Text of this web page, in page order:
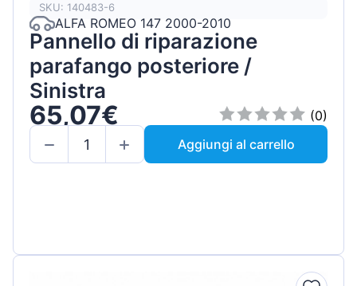
SKU: 140483-6
ALFA ROMEO 147 2000-2010
Pannello di riparazione
parafango posteriore /
Sinistra
65,07€
(0)
Aggiungi al carrello